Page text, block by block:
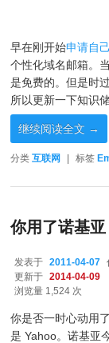
早在刚开始申请自
个性化域名邮箱。
是免费的。但是时
所以更新一下知识
继续阅读全文 →
分类 互联网 标签
你用了诺基
发表于 2011-04-07
更新于
2014-04-09
浏览量 1,524 次
你是否一时心动用
是 Yahoo。诺基亚